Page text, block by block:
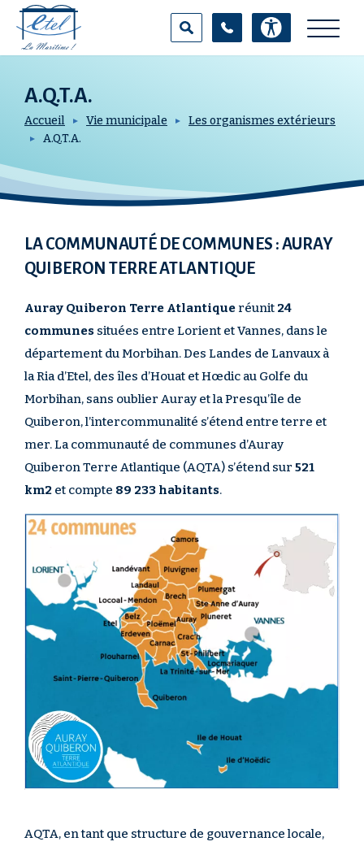
Aller
contenu
principal
A.Q.T.A.
Accueil Vie municipale
Les organismes extérieurs
A.Q.T.A.
LA COMMUNAUTÉ DE COMMUNES : AURAY
QUIBERON TERRE ATLANTIQUE
Auray Quiberon Terre Atlantiqueréunit 24
communes situées entre Lorient et Vannes, dans le
département du Morbihan. Des Landes de Lanvaux à
la Ria d’Etel, des îles d’Houat et Hœdic au Golfe du
Morbihan, sans oublier Auray et la Presqu’île de
Quiberon, l’intercommunalité s’étend entre terre et
mer. La communauté de communes d’Auray
Quiberon Terre Atlantique (AQTA) s’étend sur 521
km2 et compte 89 233 habitants.
AQTA, en tant que structure de gouvernance locale,
Panneau de gestion des cookies